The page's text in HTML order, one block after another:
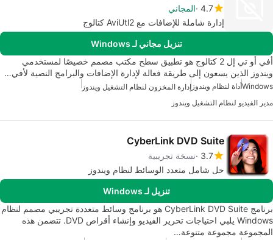
4.7 المجاني
إدارة شاملة للإضافات مع AviUtl2 كتالوج
تنزيل مجاني لـ Windows
أفي أو تي إل 2 كتالوج هو تطبيق سطح مكتب مصمم خصيصًا لمستخدمي
ويندوز الذين يسعون إلى طريقة فعالة لإدارة الإضافات والبرامج النصية لأفي…
Windowsأداة لنظام ويندوز إدارة المخزون لنظام التشغيل ويندوز
مدير الفيديو لنظام التشغيل ويندوز
CyberLink DVD Suite
3.7 نسخة تجريبية
حل شامل متعدد الوسائط لنظام ويندوز
تنزيل لـ Windows
برنامج CyberLink DVD Suite هو برنامج وسائط متعددة تجريبي مصمم لنظام
Windows يلبي احتياجات تحرير الفيديو وإنشاء أقراص DVD. تتضمن هذه
المجموعة مجموعة متنوعة…